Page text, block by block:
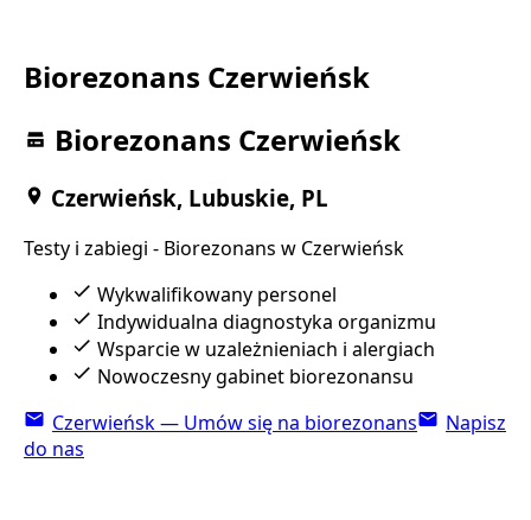
Biorezonans Czerwieńsk
Biorezonans Czerwieńsk
Czerwieńsk, Lubuskie, PL
Testy i zabiegi - Biorezonans w Czerwieńsk
Wykwalifikowany personel
Indywidualna diagnostyka organizmu
Wsparcie w uzależnieniach i alergiach
Nowoczesny gabinet biorezonansu
Czerwieńsk — Umów się na biorezonans
Napisz
do nas